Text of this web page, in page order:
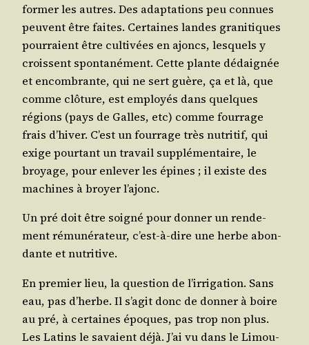
for­mer les autres. Des adap­ta­tions peu connues
peuvent être faites. Cer­taines landes gra­ni­tiques
pour­raient être culti­vées en ajoncs, les­quels y
croissent spon­ta­né­ment. Cette plante dédai­gnée
et encom­brante, qui ne sert guère, ça et là, que
comme clô­ture, est employés dans quelques
régions (pays de Galles, etc) comme four­rage
frais d’hi­ver. C’est un four­rage très nutri­tif, qui
exige pour­tant un tra­vail sup­plé­men­taire, le
broyage, pour enle­ver les épines ; il existe des
machines à broyer l’ajonc.
Un pré doit être soi­gné pour don­ner un ren­de­
ment rému­né­ra­teur, c’est-à-dire une herbe abon­
dante et nutritive.
En pre­mier lieu, la ques­tion de l’ir­ri­ga­tion. Sans
eau, pas d’herbe. Il s’a­git donc de don­ner à boire
au pré, à cer­taines époques, pas trop non plus.
Les Latins le savaient déjà. J’ai vu dans le Limou­